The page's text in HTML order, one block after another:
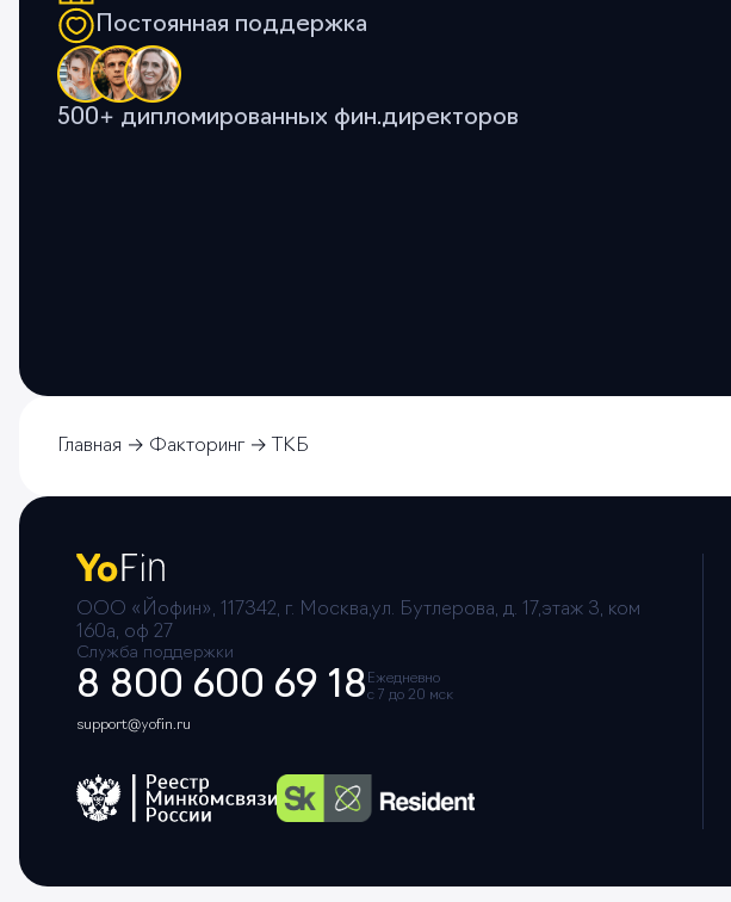
Постоянная поддержка
500+ дипломированных фин.директоров
Главная Факторинг ТКБ
ООО «Йофин», 117342, г. Москва,ул. Бутлерова, д. 17,этаж 3, ком
160а, оф 27
Служба поддержки
8 800 600 69 18 Ежедневно
с 7 до 20 мск
support@yofin.ru